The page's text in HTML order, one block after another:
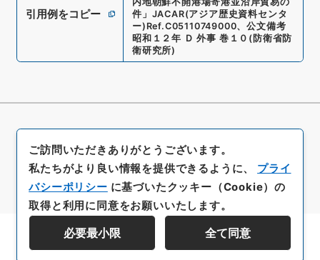
引用例をコピー
件 」 JACAR(アジア歴史資料センタ
ー) Ref.C05110749000、公文備考
昭和１２年 Ｄ 外事 巻１０ ( 防衛省防
衛研究所)
資料群階層を表示する
ご訪問いただきありがとうございます。
私たちがより良い情報を提供できるように、 プライ
バシーポリシー に基づいたクッキー（Cookie）の
取得と利用に同意をお願いいたします。
必要最小限 全て同意